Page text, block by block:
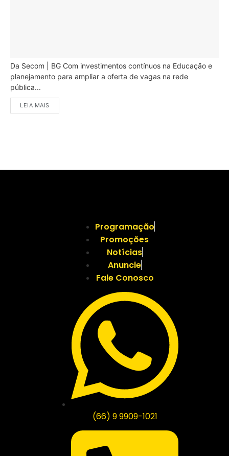
Da Secom | BG Com investimentos contínuos na Educação e
planejamento para ampliar a oferta de vagas na rede
pública...
LEIA MAIS
Programação
Promoções
Notícias
Anuncie
Fale Conosco
(66) 9 9909-1021